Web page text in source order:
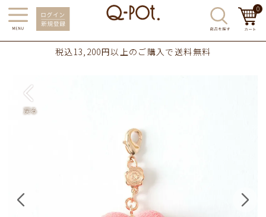
0
税込13,200円以上のご購入で送料無料